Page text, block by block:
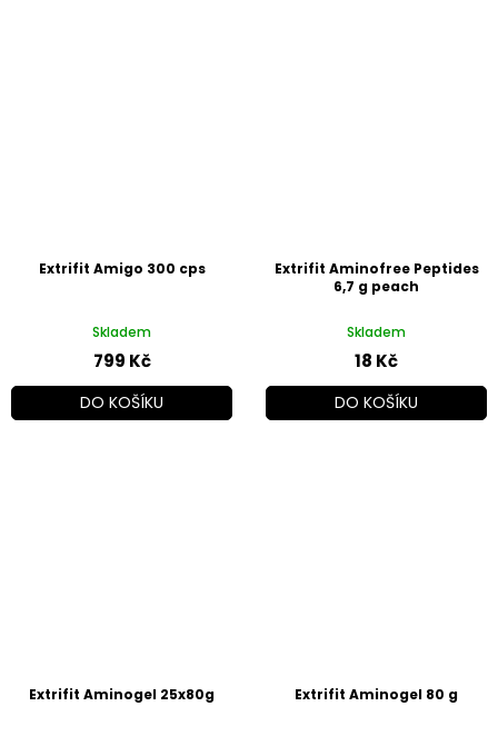
Extrifit Amigo 300 cps
Skladem
799 Kč
DO KOŠÍKU
Extrifit Aminofree Peptides
6,7 g peach
Skladem
18 Kč
DO KOŠÍKU
Extrifit Aminogel 25x80g Extrifit Aminogel 80 g